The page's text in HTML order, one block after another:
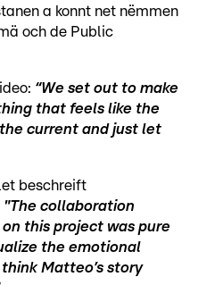
a konnt net nëmmen
och de Public
“We set out to make
that feels like the
current and just let
beschreift
"The collaboration
this project was pure
the emotional
Matteo’s story